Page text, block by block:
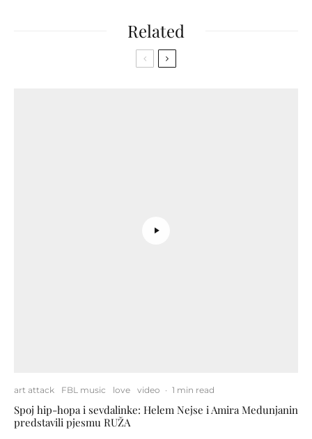
Related
art attack FBL music love video · 1 min read
Spoj hip-hopa i sevdalinke: Helem Nejse i Amira Medunjanin
predstavili pjesmu RUŽA